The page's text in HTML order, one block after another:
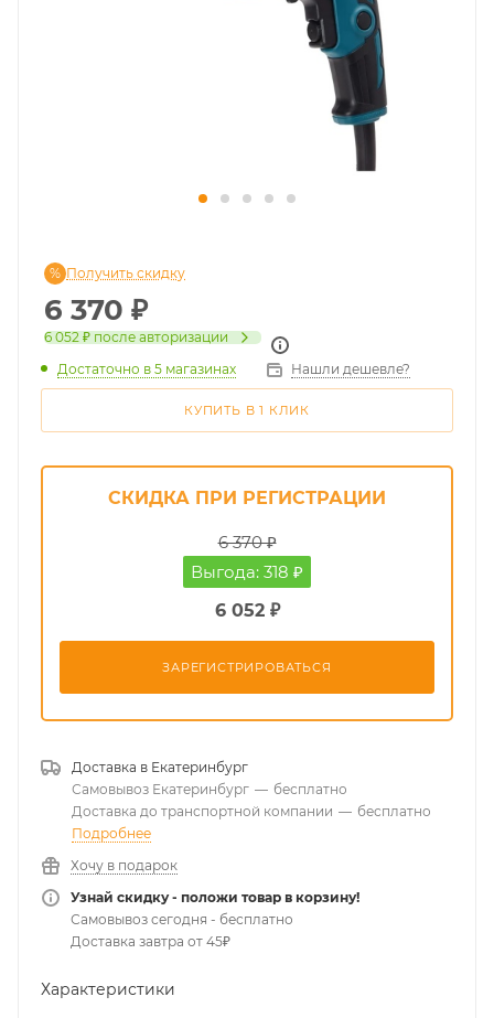
6 370 ₽
6 052 ₽ после авторизации
Получить скидку
Достаточно в 5 магазинах Нашли дешевле?
КУПИТЬ В 1 КЛИК
СКИДКА ПРИ РЕГИСТРАЦИИ
6 370 ₽
Выгода: 318 ₽
6 052 ₽
ЗАРЕГИСТРИРОВАТЬСЯ
Доставка в Екатеринбург
Самовывоз Екатеринбург — бесплатно
Доставка до транспортной компании — бесплатно
Подробнее
Хочу в подарок
Узнай скидку - положи товар в корзину!
Самовывоз сегодня - бесплатно
Доставка завтра от 45₽
Характеристики